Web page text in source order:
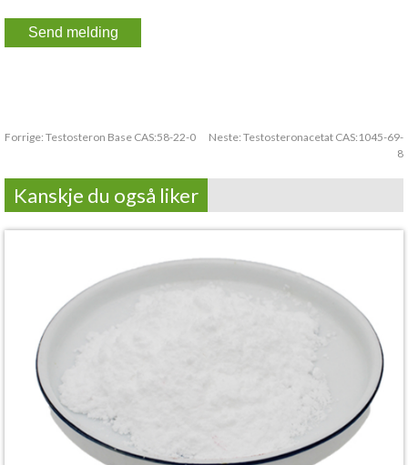
Forrige: Testosteron Base CAS:58-22-0 Neste: Testosteronacetat CAS:1045-69-
8
Kanskje du også liker